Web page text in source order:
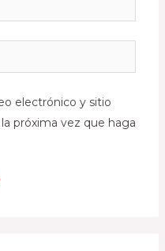
electrónico y sitio
próxima vez que haga